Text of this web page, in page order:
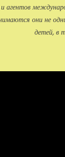
и агентов
они не
детей, в